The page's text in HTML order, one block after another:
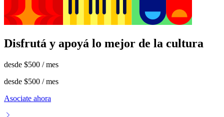
Disfrutá y apoyá lo mejor de la cultura
desde $500 / mes
desde $500 / mes
Asociate ahora